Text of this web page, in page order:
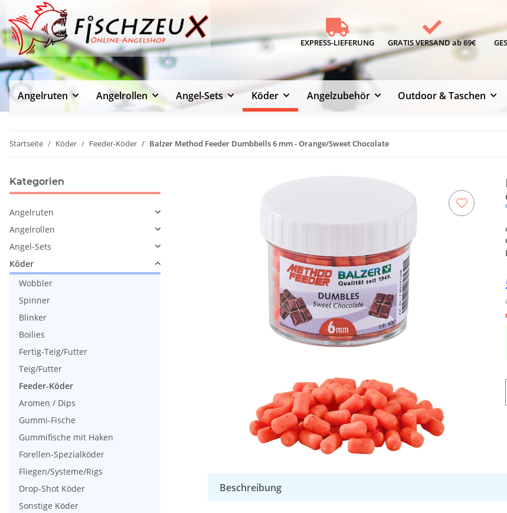
EXPRESS-LIEFERUNG GRATIS VERSAND ab 69€
Angelruten Angelrollen Angel-Sets Köder Angelzubehör Outdoor & Taschen
Startseite Köder Feeder-Köder Balzer Method Feeder Dumbbells 6 mm - Orange/Sweet Chocolate
Beschreibung
Kategorien
Angelruten
Angelrollen
Angel-Sets
Köder
Wobbler
Spinner
Blinker
Boilies
Fertig-Teig/Futter
Teig/Futter
Feeder-Köder
Aromen / Dips
Gummi-Fische
Gummifische mit Haken
Forellen-Spezialköder
Fliegen/Systeme/Rigs
Drop-Shot Köder
Sonstige Köder